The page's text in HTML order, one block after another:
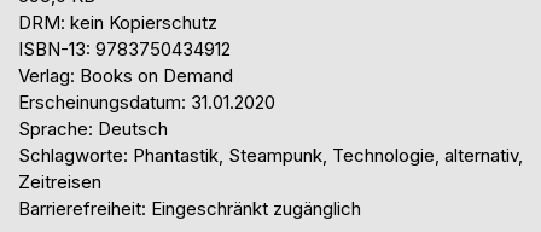
DRM: kein Kopierschutz
ISBN-13: 9783750434912
Verlag: Books on Demand
Erscheinungsdatum: 31.01.2020
Sprache: Deutsch
Schlagworte: Phantastik, Steampunk, Technologie, alternativ,
Zeitreisen
Barrierefreiheit: Eingeschränkt zugänglich